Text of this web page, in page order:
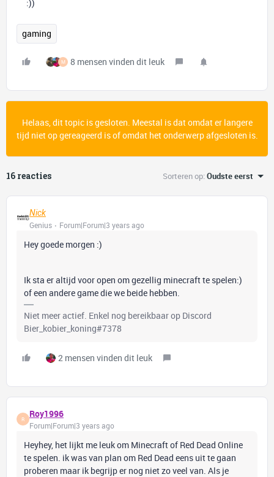
:))
gaming
M 8 mensen vinden dit leuk
Helaas, dit topic is gesloten. Meestal is dat omdat er langere
tijd niet op gereageerd is of omdat het onderwerp afgesloten is.
16 reacties Sorteren op:Oudste eerst
Nick
Genius
Forum|Forum|3 years ago
Hey goede morgen :)
Ik sta er altijd voor open om gezellig minecraft te spelen:)
of een andere game die we beide hebben.
Niet meer actief. Enkel nog bereikbaar op Discord
Bier_kobier_koning#7378
2 mensen vinden dit leuk
R Roy1996
Forum|Forum|3 years ago
Heyhey, het lijkt me leuk om Minecraft of Red Dead Online
te spelen. ik was van plan om Red Dead eens uit te gaan
proberen maar ik begrijp er nog niet zo veel van. Als je